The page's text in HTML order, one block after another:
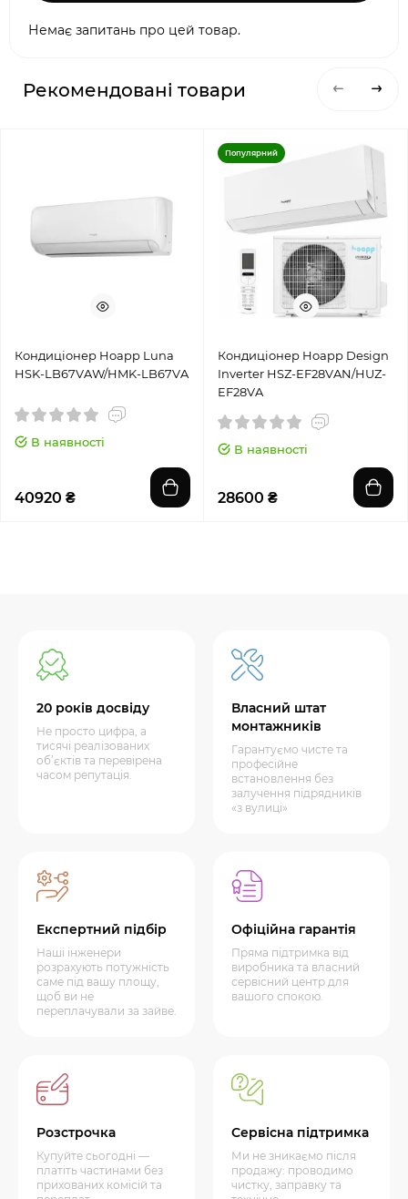
Немає запитань про цей товар.
Рекомендовані товари
Кондиціонер Hoapp Luna
HSK-LB67VAW/HMK-LB67VA
В наявності
40920 ₴
Популярний
Кондиціонер Hoapp Design
Inverter HSZ-EF28VAN/HUZ-
EF28VA
В наявності
28600 ₴
20 років досвіду
Не просто цифра, а
тисячі реалізованих
об’єктів та перевірена
часом репутація.
Власний штат
монтажників
Гарантуємо чисте та
професійне
встановлення без
залучення підрядників
«з вулиці»
Експертний підбір
Наші інженери
розрахують потужність
саме під вашу площу,
щоб ви не
переплачували за зайве.
Офіційна гарантія
Пряма підтримка від
виробника та власний
сервісний центр для
вашого спокою.
Розстрочка
Купуйте сьогодні —
платіть частинами без
прихованих комісій та
Сервісна підтримка
Ми не зникаємо після
продажу: проводимо
чистку, заправку та